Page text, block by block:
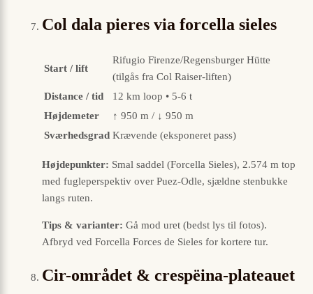
Col dala pieres via forcella sieles
Start / lift
Rifugio Firenze/Regensburger Hütte
(tilgås fra Col Raiser-liften)
Distance / tid
12 km loop • 5-6 t
Højdemeter
↑ 950 m / ↓ 950 m
Sværhedsgrad Krævende (eksponeret pass)
Højdepunkter: Smal saddel (Forcella Sieles), 2.574 m top
med fugleperspektiv over Puez-Odle, sjældne stenbukke
langs ruten.
Tips & varianter: Gå mod uret (bedst lys til fotos).
Afbryd ved Forcella Forces de Sieles for kortere tur.
Cir-området & crespëina-plateauet